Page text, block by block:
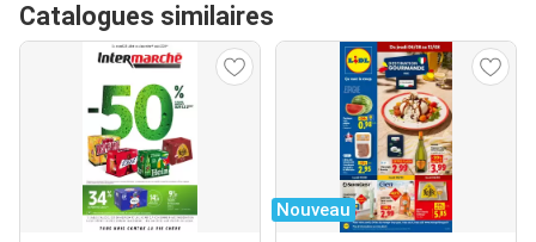
Catalogues similaires
Nouveau